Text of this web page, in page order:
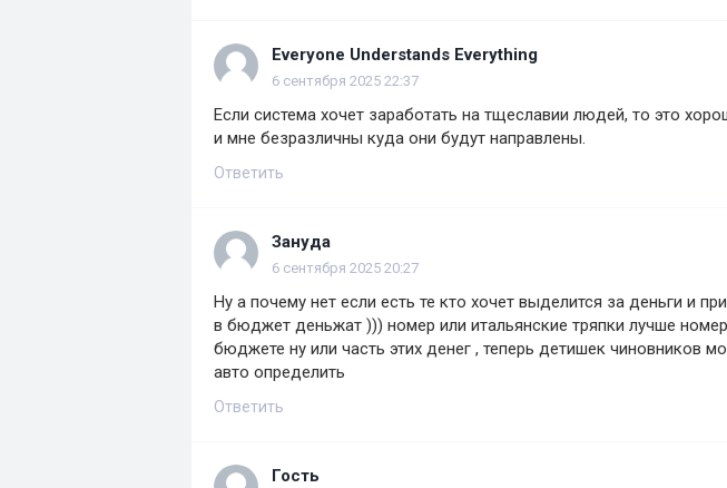
Everyone Understands Everything
6 сентября 2025 22:37
Если система хочет заработать на тщеславии людей, то это
и мне безразличны куда они будут направлены.
Ответить
Зануда
6 сентября 2025 20:27
Ну а почему нет если есть те кто хочет выделится за деньги и
в бюджет деньжат ))) номер или итальянские тряпки лучше
бюджете ну или часть этих денег , теперь детишек чиновников
авто определить
Ответить
Гость